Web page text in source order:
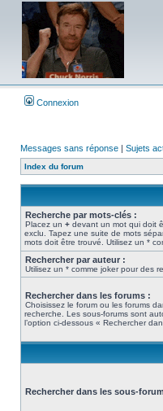
Connexion
Messages sans réponse | Sujets
Index du forum
Recherche par mots-clés :
Placez un + devant un mot qui doit
exclu. Tapez une suite de mots
mots doit être trouvé. Utilisez un *
Rechercher par auteur :
Utilisez un * comme joker pour des
Rechercher dans les forums :
Choisissez le forum ou les forums
recherche. Les sous-forums sont
l’option ci-dessous « Rechercher
Rechercher dans les sous-